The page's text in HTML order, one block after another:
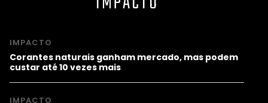
IMPACTO
Corantes naturais ganham mercado, mas podem
custar até 10 vezes mais
IMPACTO